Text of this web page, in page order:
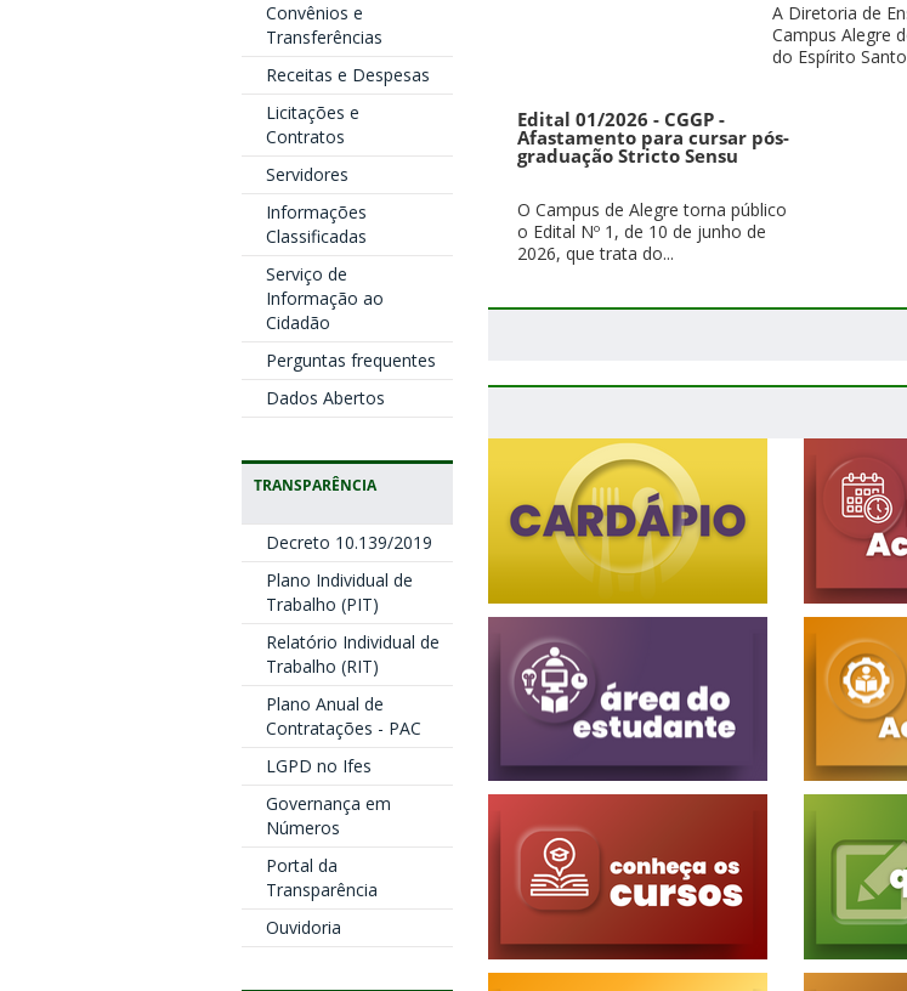
Convênios e
Transferências
Receitas e Despesas
Licitações e
Contratos
Servidores
Informações
Classificadas
Serviço de
Informação ao
Cidadão
Perguntas frequentes
Dados Abertos
TRANSPARÊNCIA
Decreto 10.139/2019
Plano Individual de
Trabalho (PIT)
Relatório Individual de
Trabalho (RIT)
Plano Anual de
Contratações - PAC
LGPD no Ifes
Governança em
Números
Portal da
Transparência
Ouvidoria
A Diretoria de
Campus Alegre
do Espírito
Edital 01/2026 - CGGP -
Afastamento para cursar pós-
graduação Stricto Sensu
O Campus de Alegre torna público
o Edital Nº 1, de 10 de junho de
2026, que trata do...